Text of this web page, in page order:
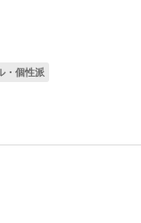
・個性派